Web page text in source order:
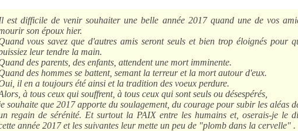
est difficile de venir souhaiter une belle année 2017 quand une de vos
son époux hier.
vous savez que d'autres amis seront seuls et bien trop éloignés pour
leur tendre la main.
des parents, des enfants, attendent une mort imminente.
des hommes se battent, semant la terreur et la mort autour d'eux.
il en a toujours été ainsi et la tradition des voeux perdure.
à tous ceux qui souffrent, à tous ceux qui sont seuls ou désespérés,
souhaite que 2017 apporte du soulagement, du courage pour subir les aléas
regain de sérénité. Et surtout la PAIX entre les humains et, oserais-je le
année 2017 et les suivantes leur mette un peu de "plomb dans la cervelle" .